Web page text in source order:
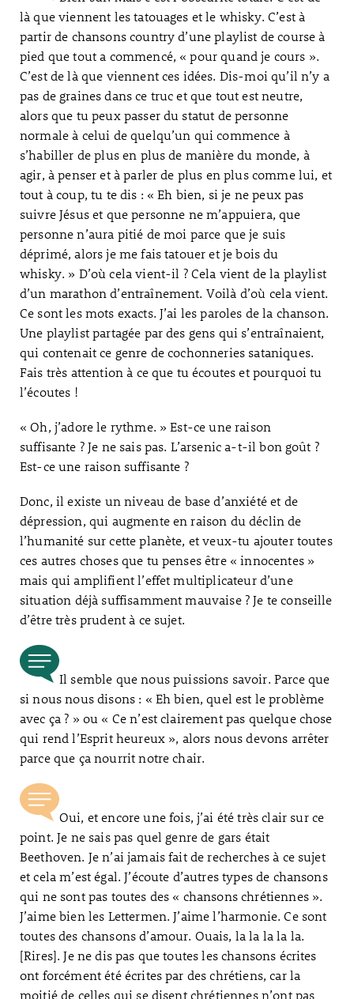
là que viennent les tatouages et le whisky. C’est à
partir de chansons country d’une playlist de course à
pied que tout a commencé, « pour quand je cours ».
C’est de là que viennent ces idées. Dis-moi qu’il n’y a
pas de graines dans ce truc et que tout est neutre,
alors que tu peux passer du statut de personne
normale à celui de quelqu’un qui commence à
s’habiller de plus en plus de manière du monde, à
agir, à penser et à parler de plus en plus comme lui, et
tout à coup, tu te dis : « Eh bien, si je ne peux pas
suivre Jésus et que personne ne m’appuiera, que
personne n’aura pitié de moi parce que je suis
déprimé, alors je me fais tatouer et je bois du
whisky. » D’où cela vient-il ? Cela vient de la playlist
d’un marathon d’entraînement. Voilà d’où cela vient.
Ce sont les mots exacts. J’ai les paroles de la chanson.
Une playlist partagée par des gens qui s’entraînaient,
qui contenait ce genre de cochonneries sataniques.
Fais très attention à ce que tu écoutes et pourquoi tu
l’écoutes !
« Oh, j’adore le rythme. » Est-ce une raison
suffisante ? Je ne sais pas. L’arsenic a-t-il bon goût ?
Est-ce une raison suffisante ?
Donc, il existe un niveau de base d’anxiété et de
dépression, qui augmente en raison du déclin de
l’humanité sur cette planète, et veux-tu ajouter toutes
ces autres choses que tu penses être « innocentes »
mais qui amplifient l’effet multiplicateur d’une
situation déjà suffisamment mauvaise ? Je te conseille
d’être très prudent à ce sujet.
Il semble que nous puissions savoir. Parce que
si nous nous disons : « Eh bien, quel est le problème
avec ça ? » ou « Ce n’est clairement pas quelque chose
qui rend l’Esprit heureux », alors nous devons arrêter
parce que ça nourrit notre chair.
Oui, et encore une fois, j’ai été très clair sur ce
point. Je ne sais pas quel genre de gars était
Beethoven. Je n’ai jamais fait de recherches à ce sujet
et cela m’est égal. J’écoute d’autres types de chansons
qui ne sont pas toutes des « chansons chrétiennes ».
J’aime bien les Lettermen. J’aime l’harmonie. Ce sont
toutes des chansons d’amour. Ouais, la la la la la.
[Rires]. Je ne dis pas que toutes les chansons écrites
ont forcément été écrites par des chrétiens, car la
moitié de celles qui se disent chrétiennes n’ont pas